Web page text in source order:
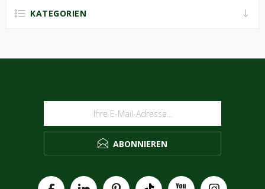
KATEGORIEN
ABONNIEREN